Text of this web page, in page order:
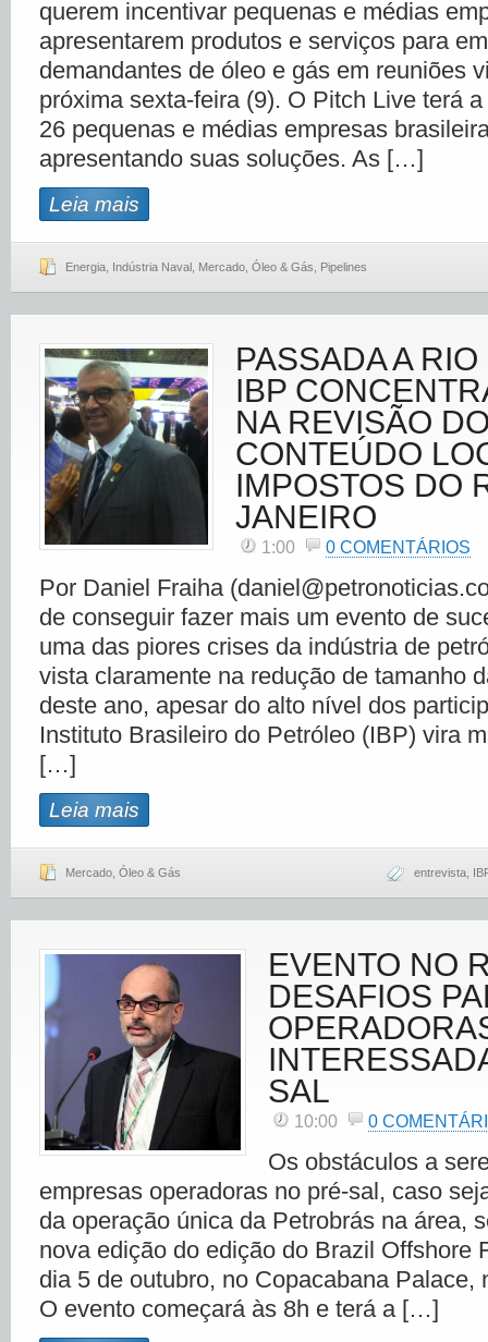
querem incentivar pequenas e médias
apresentarem produtos e serviços para
demandantes de óleo e gás em reuniões
próxima sexta-feira (9). O Pitch Live terá
26 pequenas e médias empresas
apresentando suas soluções. As […]
Leia mais
Energia Indústria Naval Mercado Óleo & Gás Pipelines
PASSADA A
IBP
NA REVISÃO
CONTEÚDO
IMPOSTOS DO
JANEIRO
1:00 0 COMENTÁRIOS
Por Daniel Fraiha
de conseguir fazer mais um evento de
uma das piores crises da indústria de
vista claramente na redução de tamanho
deste ano, apesar do alto nível dos
Instituto Brasileiro do Petróleo (IBP) vira
[…]
Leia mais
Mercado Óleo & Gás entrevista
EVENTO NO
DESAFIOS
SAL
10:00 0
Os obstáculos a
empresas operadoras no pré-sal, caso
da operação única da Petrobrás na área,
nova edição do edição do Brazil Offshore
dia 5 de outubro, no Copacabana Palace,
O evento começará às 8h e terá a […]